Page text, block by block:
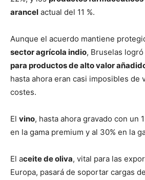
arancel actual del 11 %.
Aunque el acuerdo mantiene
sector agrícola indio, Bruselas
para productos de alto valor
hasta ahora eran casi imposibles de
costes.
El vino, hasta ahora gravado con un
en la gama premium y al 30% en la
El aceite de oliva, vital para las
Europa, pasará de soportar cargas